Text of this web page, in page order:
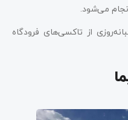
می‌شود.
از تاکسی‌های فرودگاه